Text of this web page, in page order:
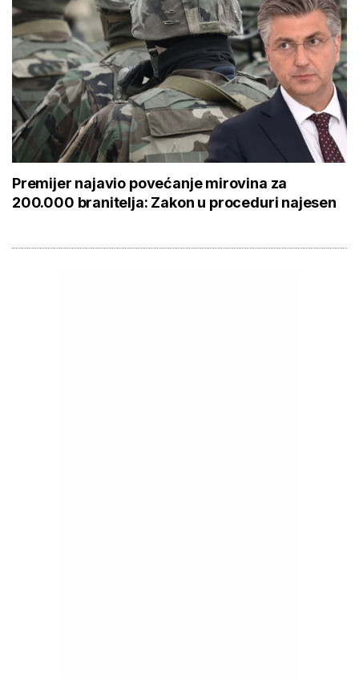
Premijer najavio povećanje mirovina za
200.000 branitelja: Zakon u proceduri najesen